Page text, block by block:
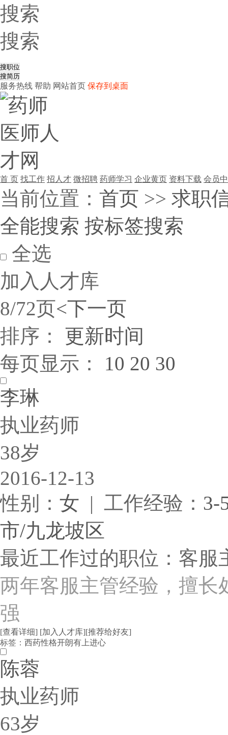
搜索
搜索
服务热线 帮助 网站首页 保存到桌面
首 页 找工作 招人才 微招聘 药师学习 企业黄页 资料下载 会员
当前位置： 首页 >> 求职
全能搜索 按标签搜索
全选
加入人才库
8/72页<下一页
排序：
更新时间
每页显示：
10 20 30
李琳
执业药师
38岁
2016-12-13
性别： 女 | 工作经验： 3-
市/九龙坡区
最近工作过的职位：客服
两年客服主管经验，擅长
强
[查看详细] [加入人才库][推荐给好友]
标签： 西药性格开朗有上进心
陈蓉
执业药师
63岁